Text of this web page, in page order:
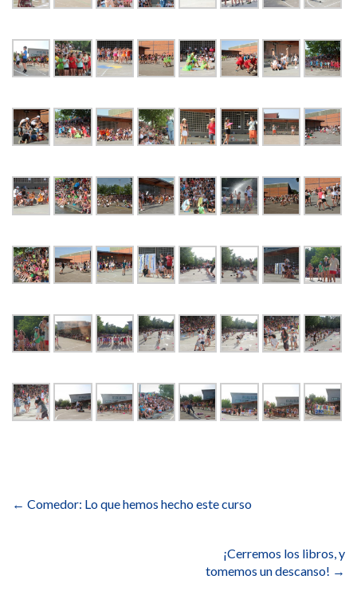
de
← Comedor: Lo que hemos hecho este curso
¡Cerremos los libros, y
tomemos un descanso! →